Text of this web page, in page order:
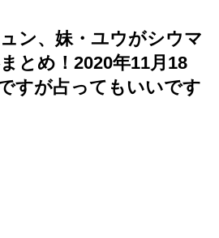
ン、妹・ユウがシウマ
とめ！2020年11月18
すが占ってもいいです